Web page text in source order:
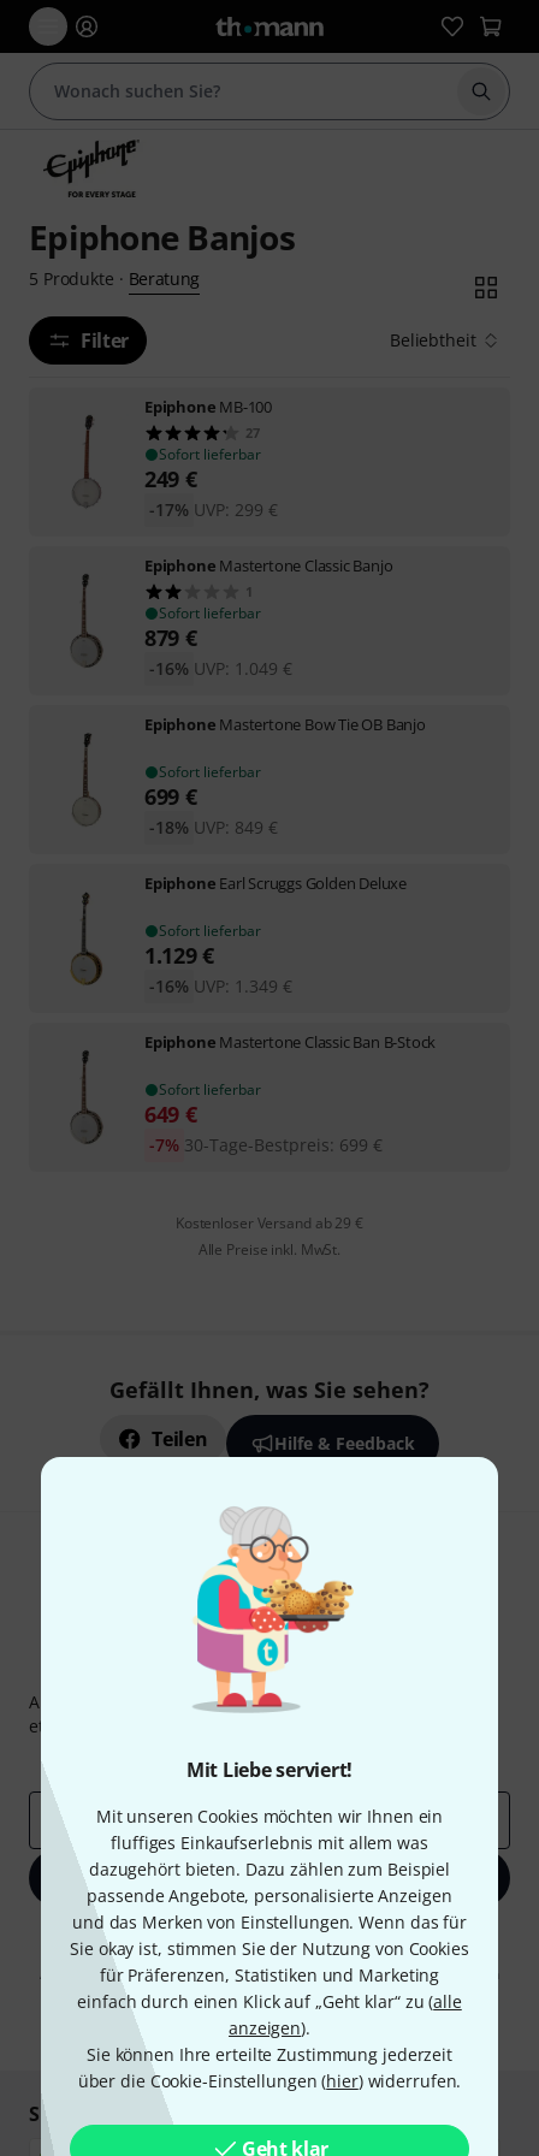
Mit Liebe serviert!
Mit unseren Cookies möchten wir Ihnen ein
fluffiges Einkaufserlebnis mit allem was
dazugehört bieten. Dazu zählen zum Beispiel
passende Angebote, personalisierte Anzeigen
und das Merken von Einstellungen. Wenn das für
Sie okay ist, stimmen Sie der Nutzung von Cookies
für Präferenzen, Statistiken und Marketing
einfach durch einen Klick auf „Geht klar“ zu (alle
anzeigen).
Sie können Ihre erteilte Zustimmung jederzeit
über die Cookie-Einstellungen (hier) widerrufen.
Geht klar
Suche
Epiphone Banjos
5 Produkte · Beratung
Filter Beliebtheit
Epiphone MB-100
27
Sofort lieferbar
249 €
UVP: 299 €
-17%
Epiphone Mastertone Classic Banjo
1
Sofort lieferbar
879 €
UVP: 1.049 €
-16%
Epiphone Mastertone Bow Tie OB Banjo
Sofort lieferbar
699 €
UVP: 849 €
-18%
Epiphone Earl Scruggs Golden Deluxe
Sofort lieferbar
1.129€
UVP: 1.349 €
-16%
Epiphone Mastertone Classic Ban B-Stock
Sofort lieferbar
649 €
30-Tage-Bestpreis: 699 €
-7%
Kostenloser Versand ab 29 €
Alle Preise inkl. MwSt.
Gefällt Ihnen, was Sie sehen?
Teilen Hilfe & Feedback
Thomann Newsletter
Abonniere den Thomann Newsletter und gewinne mit
etwas Glück einen von
Inspirierende Beiträge
Deals
E-Mail-Adresse*
Jetzt anmelden
Mit Klick auf „Jetzt anmelden“ stimmen Sie dem Erhalt von E-Mail-
Werbung und einer Messung des E-Mail-Nutzungsverhaltens zu. Die
Abmeldung ist jederzeit möglich. Weitere Informationen finden Sie in
unseren
Datenschutzhinweisen .
* Pflichtfeld
Sicher einkaufen & bezahlen